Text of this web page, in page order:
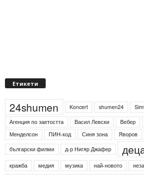
Етикети
24shumen Koncert shumen24
Агенция по заетостта
Васил Левски Вебер
Менделсон
ПИН-код Синя зона Яворов
български филми
д-р Нигяр Джафер
кражба медия музика най-новото